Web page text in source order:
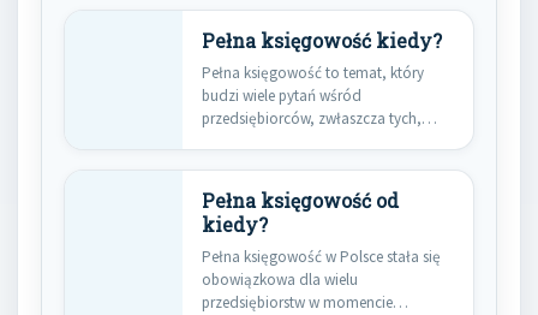
Pełna księgowość kiedy?
Pełna księgowość to temat, który
budzi wiele pytań wśród
przedsiębiorców, zwłaszcza tych,
Pełna księgowość od
kiedy?
Pełna księgowość w Polsce stała się
obowiązkowa dla wielu
przedsiębiorstw w momencie